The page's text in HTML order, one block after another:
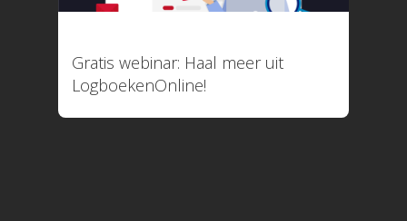
Gratis webinar: Haal meer uit
LogboekenOnline!